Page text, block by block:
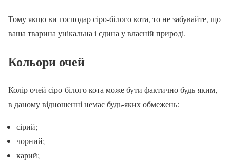
Тому якщо ви господар сіро-білого кота, то не забувайте, що
ваша тварина унікальна і єдина у власній природі.
Кольори очей
Колір очей сіро-білого кота може бути фактично будь-яким,
в даному відношенні немає будь-яких обмежень:
сірий;
чорний;
карий;